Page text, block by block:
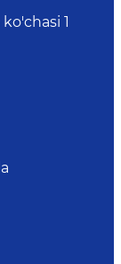
1